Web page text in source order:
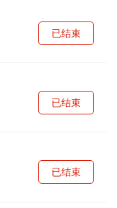
已结束
已结束
已结束